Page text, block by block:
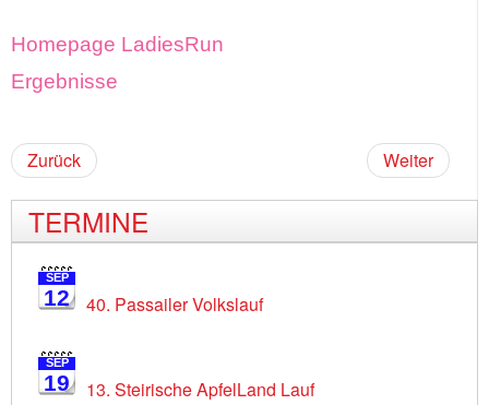
Homepage LadiesRun
Ergebnisse
Zurück Weiter
TERMINE
SEP
12 40. Passailer Volkslauf
SEP
19 13. Steirische ApfelLand Lauf